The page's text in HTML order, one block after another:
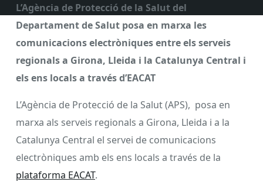
L’Agència de Protecció de la Salut del
Departament de Salut posa en marxa les
comunicacions electròniques entre els serveis
regionals a Girona, Lleida i la Catalunya Central i
els ens locals a través d’EACAT
L’Agència de Protecció de la Salut (APS), posa en
marxa als serveis regionals a Girona, Lleida i a la
Catalunya Central el servei de comunicacions
electròniques amb els ens locals a través de la
plataforma EACAT.